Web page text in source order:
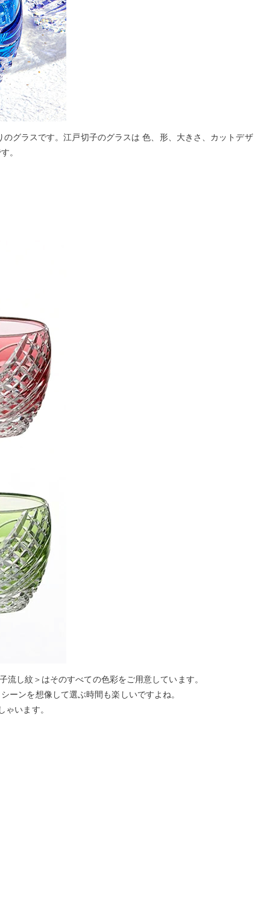
グラスです。江戸切子のグラスは 色、形、大きさ、カットデザ
。
し紋＞はそのすべての色彩をご用意しています。
ーンを想像して選ぶ時間も楽しいですよね。
います。